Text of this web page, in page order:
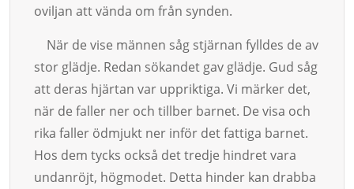
oviljan att vända om från synden.
När de vise männen såg stjärnan fylldes de av
stor glädje. Redan sökandet gav gläd­je. Gud såg
att deras hjärtan var uppriktiga. Vi märker det,
när de faller ner och till­ber bar­net. De visa och
rika faller ödmjukt ner inför det fattiga barnet.
Hos dem tycks också det tredje hind­ret vara
undanröjt, högmodet. Detta hinder kan drabba